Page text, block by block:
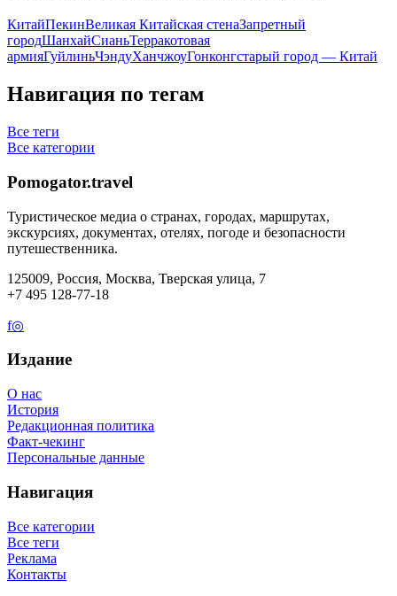
КитайПекинВеликая Китайская стенаЗапретный
городШанхайСианьТерракотовая
армияГуйлиньЧэндуХанчжоуГонконгстарый город — Китай
Навигация по тегам
Все теги
Все категории
Pomogator.travel
Туристическое медиа о странах, городах, маршрутах,
экскурсиях, документах, отелях, погоде и безопасности
путешественника.
125009, Россия, Москва, Тверская улица, 7
+7 495 128-77-18
f◎
Издание
О нас
История
Редакционная политика
Факт-чекинг
Персональные данные
Навигация
Все категории
Все теги
Реклама
Контакты